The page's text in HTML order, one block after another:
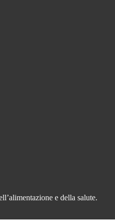
e della salute.